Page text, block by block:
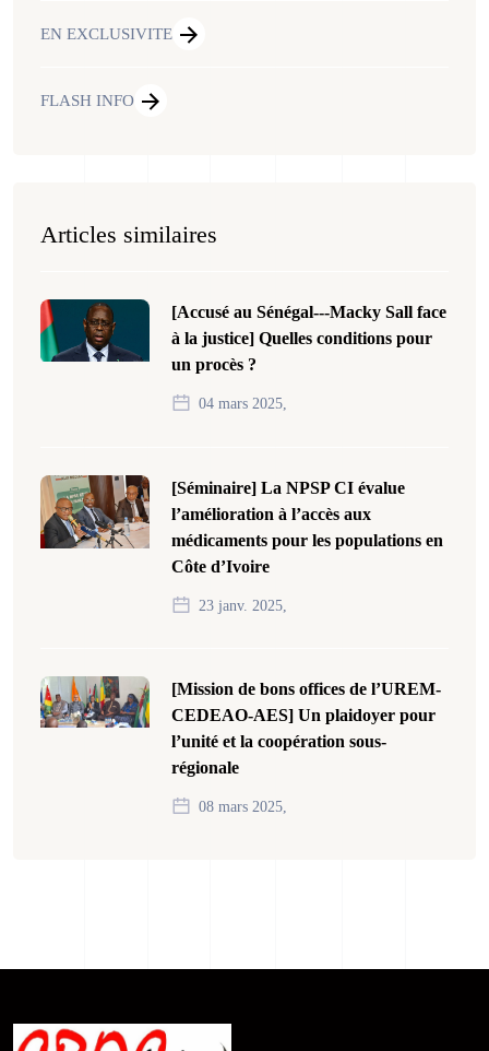
EN EXCLUSIVITE
FLASH INFO
Articles similaires
[Accusé au Sénégal---Macky Sall face
à la justice] Quelles conditions pour
un procès ?
04 mars 2025,
[Séminaire] La NPSP CI évalue
l’amélioration à l’accès aux
médicaments pour les populations en
Côte d’Ivoire
23 janv. 2025,
[Mission de bons offices de l’UREM-
CEDEAO-AES] Un plaidoyer pour
l’unité et la coopération sous-
régionale
08 mars 2025,